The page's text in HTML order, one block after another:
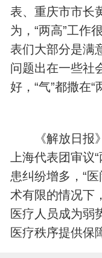
表、重庆市市长
为，“两高”工作
表们大部分是满
问题出在一些社
好，“气”都撒在“
《解放日报》
上海代表团审议
患纠纷增多，“
术有限的情况下
医疗人员成为弱
医疗秩序提供保